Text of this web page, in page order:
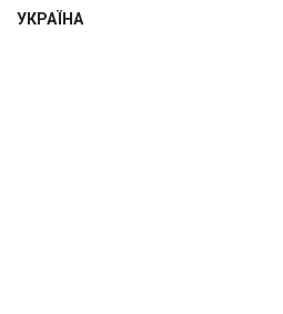
УКРАЇНА